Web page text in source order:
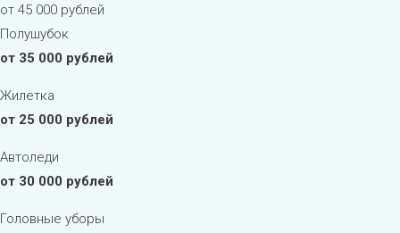
от 45 000 рублей
Полушубок
от 35 000 рублей
Жилетка
от 25 000 рублей
Автоледи
от 30 000 рублей
Головные уборы